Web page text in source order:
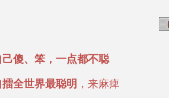
傻、笨，一点都不聪
全世界最聪明 ，来麻痺